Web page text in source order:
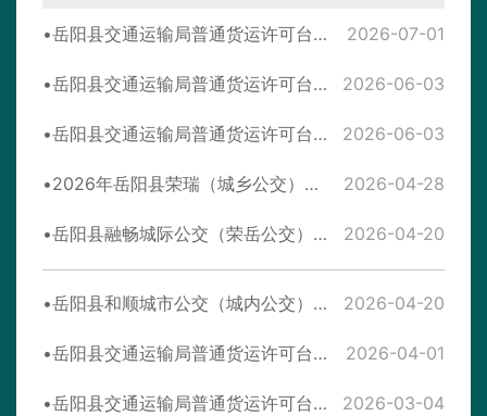
岳阳县交通运输局普通货运许可台账（6月） 2026-07-01
岳阳县交通运输局普通货运许可台账（5月） 2026-06-03
岳阳县交通运输局普通货运许可台账（4月） 2026-06-03
2026年岳阳县荣瑞（城乡公交）夏季发班表 2026-04-28
岳阳县融畅城际公交（荣岳公交）首末班发车时间（2026年） 2026-04-20
岳阳县和顺城市公交（城内公交） 发车与轮班时间表（2026年4月20日更新） 2026-04-20
岳阳县交通运输局普通货运许可台账（3月） 2026-04-01
岳阳县交通运输局普通货运许可台账（2月） 2026-03-04